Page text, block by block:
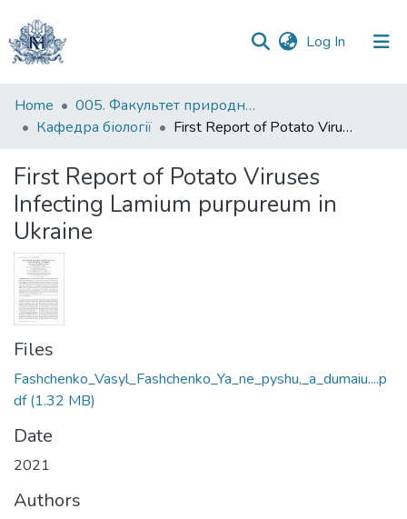
Log In (current)
Communities
&
All of DSpace
Statistics
Home
005. Факультет природничих наук
Кафедра біології
First Report of Potato Viruses Infecting Lamium purpureum in Ukraine
First Report of Potato Viruses
Infecting Lamium purpureum in
Ukraine
Files
Fashchenko_Vasyl_Fashchenko_Ya_ne_pyshu,_a_dumaiu....p
df(1.32 MB)
Date
2021
Authors